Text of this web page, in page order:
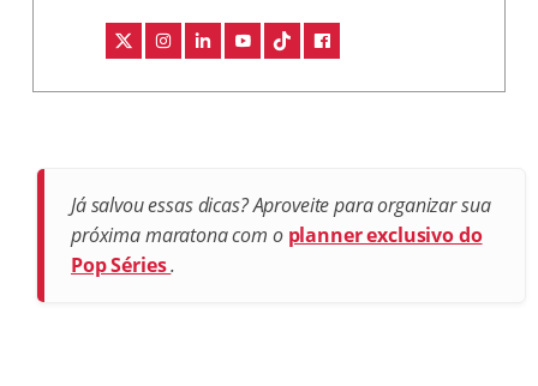
Já salvou essas dicas? Aproveite para organizar sua
próxima maratona com o planner exclusivo do
Pop Séries.